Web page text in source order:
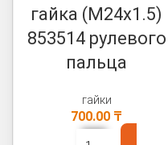
гайка (М24х1.5)
853514 рулевого
пальца
гайки
700.00 ₸